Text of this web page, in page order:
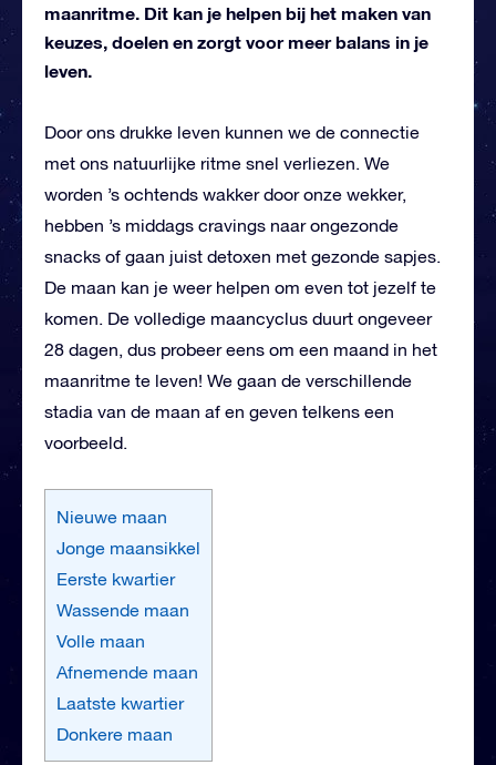
maanritme. Dit kan je helpen bij het maken van
keuzes, doelen en zorgt voor meer balans in je
leven.
Door ons drukke leven kunnen we de connectie
met ons natuurlijke ritme snel verliezen. We
worden ’s ochtends wakker door onze wekker,
hebben ’s middags cravings naar ongezonde
snacks of gaan juist detoxen met gezonde sapjes.
De maan kan je weer helpen om even tot jezelf te
komen. De volledige maancyclus duurt ongeveer
28 dagen, dus probeer eens om een maand in het
maanritme te leven! We gaan de verschillende
stadia van de maan af en geven telkens een
voorbeeld.
Nieuwe maan
Jonge maansikkel
Eerste kwartier
Wassende maan
Volle maan
Afnemende maan
Laatste kwartier
Donkere maan